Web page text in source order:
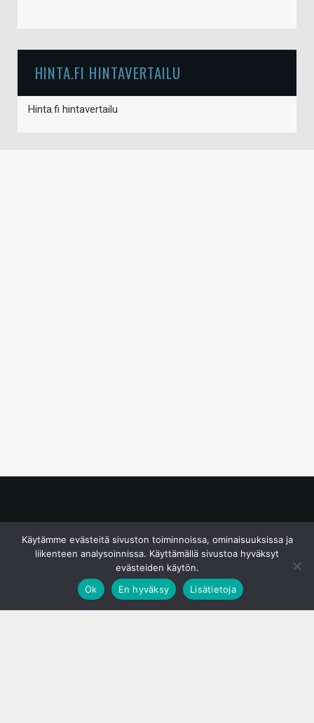
HINTA.FI HINTAVERTAILU
Hinta.fi hintavertailu
Käytämme evästeitä sivuston toiminnoissa, ominaisuuksissa ja
liikenteen analysoinnissa. Käyttämällä sivustoa hyväksyt
evästeiden käytön.
Ok
En hyväksy Lisätietoja